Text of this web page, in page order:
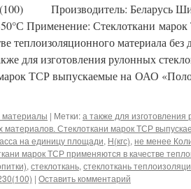
Производитель: Беларусь
Применение: Стеклоткани
теплоизоляционного материала без
для изготовления рулонных
ТСР выпускаемые на ОАО
материалы | Метки:а также для изготовления
материалов. Стеклоткани марок ТСР
на единицу площади, Н(кгс), не менее
марок ТСР применяются в качестве
, стеклоткань, стеклоткань
| Оставить комментарий